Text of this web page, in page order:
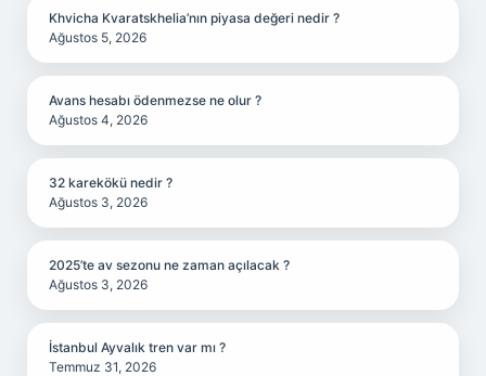
Khvicha Kvaratskhelia’nın piyasa değeri nedir ?
Ağustos 5, 2026
Avans hesabı ödenmezse ne olur ?
Ağustos 4, 2026
32 karekökü nedir ?
Ağustos 3, 2026
2025’te av sezonu ne zaman açılacak ?
Ağustos 3, 2026
İstanbul Ayvalık tren var mı ?
Temmuz 31, 2026